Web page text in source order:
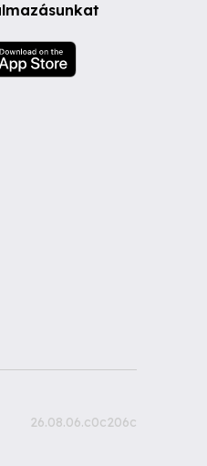
26.08.06.c0c206c